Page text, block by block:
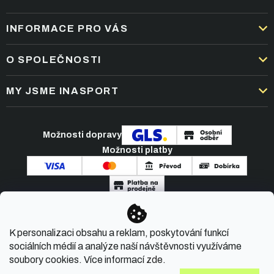
K personalizaci obsahu a reklam, poskytování funkcí
sociálních médií a analýze naší návštěvnosti využíváme
soubory cookies. Více informacízde.
INFORMACE PRO VÁS
DOPRAVA A PLATBA
OBCHODNÍ PODMÍNKY
REKLAMACE A VRÁCENÍ ZBOŽÍ
PODMÍNKY AKCÍ
O SPOLEČNOSTI
KARIÉRA
NEJČASTĚJŠÍ OTÁZKY
MY JSME INASPORT
ČLÁNKY A NOVINKY
KONTAKT
Možnosti dopravy
Možnosti platby
Copyright 2026INASPORT.CZ. Všechna práva
vyhrazena.